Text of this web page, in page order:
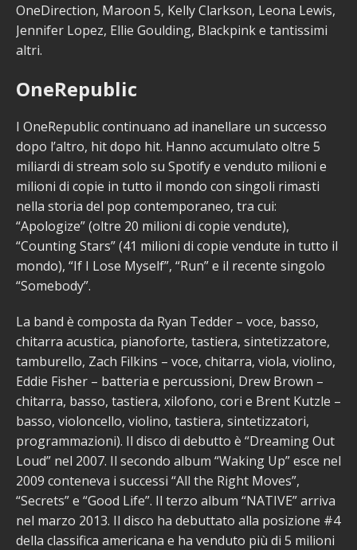
OneDirection, Maroon 5, Kelly Clarkson, Leona Lewis,
Jennifer Lopez, Ellie Goulding, Blackpink e tantissimi
altri.
OneRepublic
I OneRepublic continuano ad inanellare un successo
dopo l’altro, hit dopo hit. Hanno accumulato oltre 5
miliardi di stream solo su Spotify e venduto milioni e
milioni di copie in tutto il mondo con singoli rimasti
nella storia del pop contemporaneo, tra cui:
“Apologize” (oltre 20 milioni di copie vendute),
“Counting Stars” (41 milioni di copie vendute in tutto il
mondo), “If I Lose Myself”, “Run” e il recente singolo
“Somebody”.
La band è composta da Ryan Tedder – voce, basso,
chitarra acustica, pianoforte, tastiera, sintetizzatore,
tamburello, Zach Filkins – voce, chitarra, viola, violino,
Eddie Fisher – batteria e percussioni, Drew Brown –
chitarra, basso, tastiera, xilofono, cori e Brent Kutzle –
basso, violoncello, violino, tastiera, sintetizzatori,
programmazioni). Il disco di debutto è “Dreaming Out
Loud” nel 2007. Il secondo album “Waking Up” esce nel
2009 conteneva i successi “All the Right Moves”,
“Secrets” e “Good Life”. Il terzo album “NATIVE” arriva
nel marzo 2013. Il disco ha debuttato alla posizione #4
della classifica americana e ha venduto più di 5 milioni